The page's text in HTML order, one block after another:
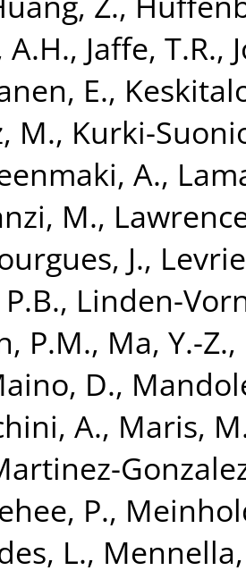
A.H., Jaffe, T.R.,
E.,
M., Kurki-
A.,
M.,
J.,
, Linden-
P.M., Ma, Y.-Z.,
D.,
A., Maris,
P.,
L.,